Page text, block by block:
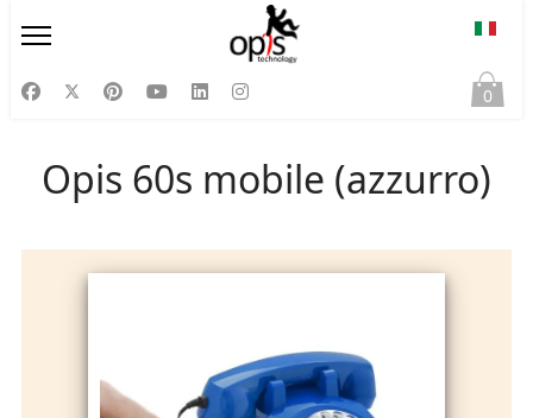
0
Opis 60s mobile (azzurro)